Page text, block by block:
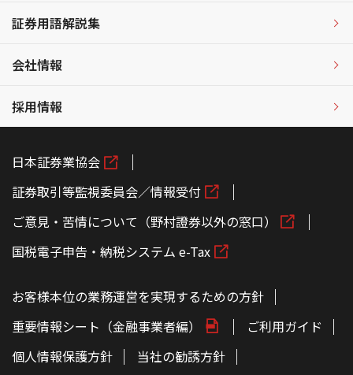
証券用語解説集
会社情報
採用情報
日本証券業協会
証券取引等監視委員会／情報受付
ご意見・苦情について（野村證券以外の窓口）
国税電子申告・納税システム e-Tax
お客様本位の業務運営を実現するための方針
重要情報シート（金融事業者編）
ご利用ガイド
個人情報保護方針
当社の勧誘方針